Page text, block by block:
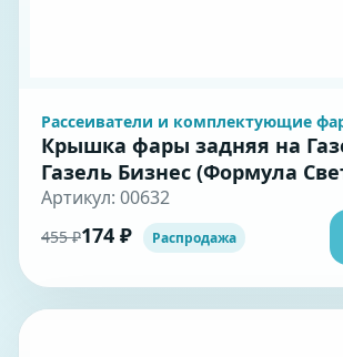
Рассеиватели и комплектующие
Крышка фары задняя на
Газель Бизнес (Формула
Артикул: 00632
455 ₽174 ₽ Распродажа